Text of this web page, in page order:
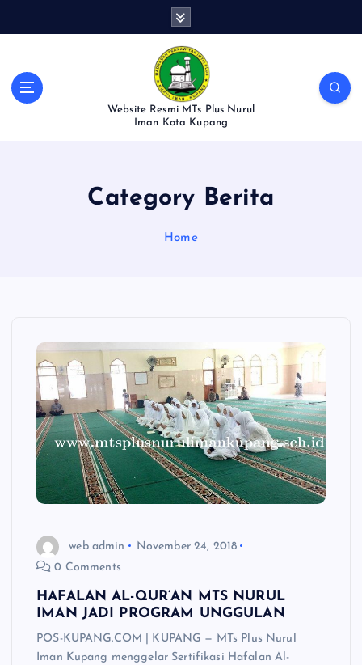
Website Resmi MTs Plus Nurul
Iman Kota Kupang
Category Berita
Home
web admin
November 24, 2018
0 Comments
HAFALAN AL-QUR’AN MTS NURUL
IMAN JADI PROGRAM UNGGULAN
POS-KUPANG.COM | KUPANG — MTs Plus Nurul
Iman Kupang menggelar Sertifikasi Hafalan Al-